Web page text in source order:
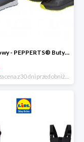
Hit cenowy - PEPPERTS® Buty zimowe chłopięce
*najniższa cena z 30 dni przed obniżką